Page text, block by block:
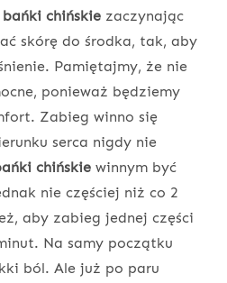
bańki chińskie zaczynając
skórę do środka, tak, aby
Pamiętajmy, że nie
ponieważ będziemy
Zabieg winno się
serca nigdy nie
chińskie winnym być
nie częściej niż co 2
aby zabieg jednej części
Na samy początku
ból. Ale już po paru